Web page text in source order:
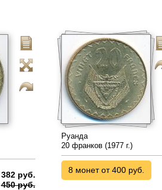
382 руб.
450 руб.
Руанда
20 франков (1977 г.)
8 монет от 400 руб.